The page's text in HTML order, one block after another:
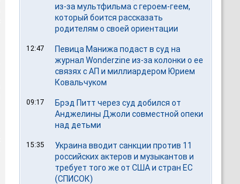
из-за мультфильма c героем-геем,
который боится рассказать
родителям о своей ориентации
12:47
Певица Манижа подаст в суд на
журнал Wonderzine из-за колонки о ее
связях с АП и миллиардером Юрием
Ковальчуком
09:17
Брэд Питт через суд добился от
Анджелины Джоли совместной опеки
над детьми
15:35
Украина вводит санкции против 11
российских актеров и музыкантов и
требует того же от США и стран ЕС
(СПИСОК)